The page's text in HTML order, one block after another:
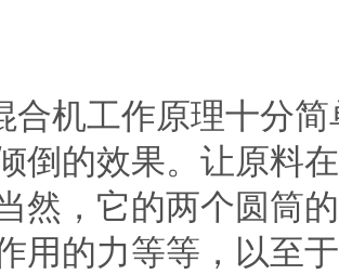
工作原理十分简
倒的效果。让原料
然，它的两个圆筒
用的力等等，以至